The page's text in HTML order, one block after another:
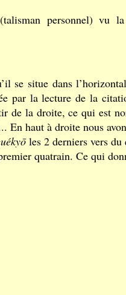
personnel) vu
se situe dans
par la lecture de la
de la droite, ce qui est
En haut à droite nous
les 2 derniers vers du
quatrain. Ce qui